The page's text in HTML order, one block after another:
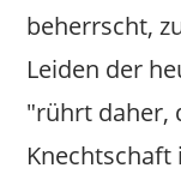
beherrscht,
Leiden der
"rührt daher,